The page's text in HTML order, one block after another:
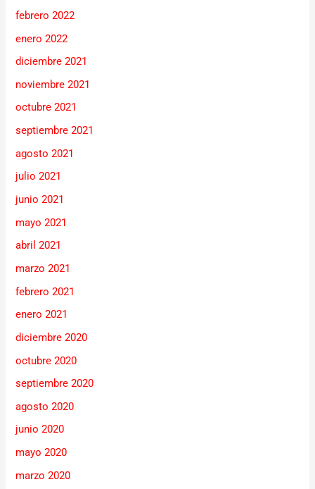
febrero 2022
enero 2022
diciembre 2021
noviembre 2021
octubre 2021
septiembre 2021
agosto 2021
julio 2021
junio 2021
mayo 2021
abril 2021
marzo 2021
febrero 2021
enero 2021
diciembre 2020
octubre 2020
septiembre 2020
agosto 2020
junio 2020
mayo 2020
marzo 2020